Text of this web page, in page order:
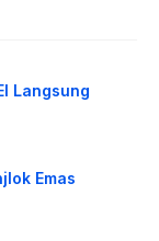
Langsung
Emas